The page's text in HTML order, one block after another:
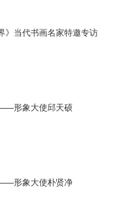
》当代书画名家特邀专访
形象大使邱天硕
形象大使朴贤净